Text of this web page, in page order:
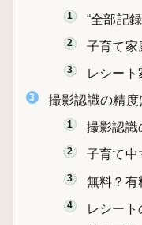
“全部記
子育て家
レシート
撮影認識の精度
撮影認識
子育て中
無料？有
レシー